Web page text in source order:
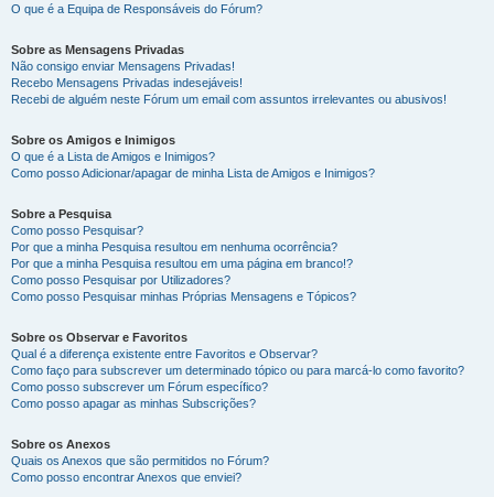
O que é a Equipa de Responsáveis do Fórum?
Sobre as Mensagens Privadas
Não consigo enviar Mensagens Privadas!
Recebo Mensagens Privadas indesejáveis!
Recebi de alguém neste Fórum um email com assuntos irrelevantes ou abusivos!
Sobre os Amigos e Inimigos
O que é a Lista de Amigos e Inimigos?
Como posso Adicionar/apagar de minha Lista de Amigos e Inimigos?
Sobre a Pesquisa
Como posso Pesquisar?
Por que a minha Pesquisa resultou em nenhuma ocorrência?
Por que a minha Pesquisa resultou em uma página em branco!?
Como posso Pesquisar por Utilizadores?
Como posso Pesquisar minhas Próprias Mensagens e Tópicos?
Sobre os Observar e Favoritos
Qual é a diferença existente entre Favoritos e Observar?
Como faço para subscrever um determinado tópico ou para marcá-lo como favorito?
Como posso subscrever um Fórum específico?
Como posso apagar as minhas Subscrições?
Sobre os Anexos
Quais os Anexos que são permitidos no Fórum?
Como posso encontrar Anexos que enviei?